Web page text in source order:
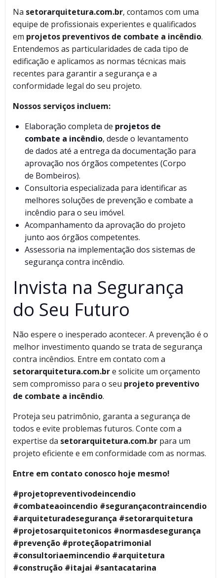
Na setorarquitetura.com.br, contamos com uma
equipe de profissionais experientes e qualificados
em projetos preventivos de combate a incêndio.
Entendemos as particularidades de cada tipo de
edificação e aplicamos as normas técnicas mais
recentes para garantir a segurança e a
conformidade legal do seu projeto.
Nossos serviços incluem:
Elaboração completa de projetos de
combate a incêndio, desde o levantamento
de dados até a entrega da documentação para
aprovação nos órgãos competentes (Corpo
de Bombeiros).
Consultoria especializada para identificar as
melhores soluções de prevenção e combate a
incêndio para o seu imóvel.
Acompanhamento da aprovação do projeto
junto aos órgãos competentes.
Assessoria na implementação dos sistemas de
segurança contra incêndio.
Invista na Segurança
do Seu Futuro
Não espere o inesperado acontecer. A prevenção é o
melhor investimento quando se trata de segurança
contra incêndios. Entre em contato com a
setorarquitetura.com.bre solicite um orçamento
sem compromisso para o seu projeto preventivo
de combate a incêndio.
Proteja seu patrimônio, garanta a segurança de
todos e evite problemas futuros. Conte com a
expertise da setorarquitetura.com.br para um
projeto eficiente e em conformidade com as normas.
Entre em contato conosco hoje mesmo!
#projetopreventivodeincendio
#combateaoincendio #segurançacontraincendio
#arquiteturadesegurança #setorarquitetura
#projetosarquitetonicos #normasdesegurança
#prevenção #proteçãopatrimonial
#consultoriaemincendio #arquitetura
#construção #itajai #santacatarina